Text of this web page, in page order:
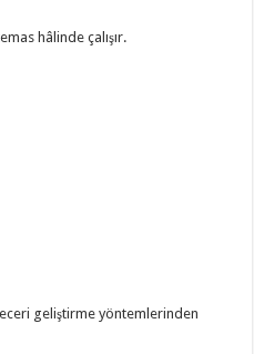
hâlinde çalışır.
geliştirme yöntemlerinden